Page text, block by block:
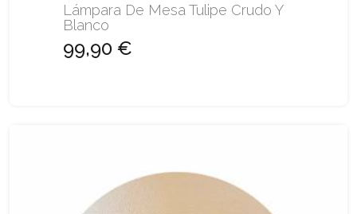
Lámpara De Mesa Tulipe Crudo Y
Blanco
99,90 €